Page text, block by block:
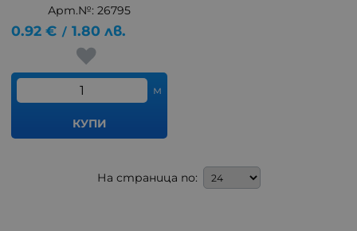
Арт.№: 26795
0.92 € / 1.80 лв.
м
КУПИ
На страница по: